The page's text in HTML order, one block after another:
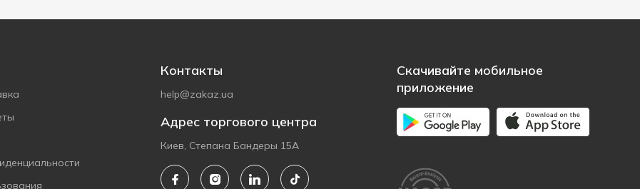
Контакты
help@zakaz.ua
Адрес торгового центра
Киев, Степана Бандеры 15А
Скачивайте мобильное
приложение